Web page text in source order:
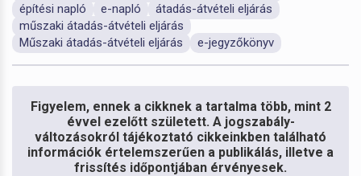
építési napló
e-napló
átadás-átvételi eljárás
műszaki átadás-átvételi eljárás
Műszaki átadás-átvételi eljárás
e-jegyzőkönyv
Figyelem, ennek a cikknek a tartalma több, mint 2
évvel ezelőtt született. A jogszabály-
változásokról tájékoztató cikkeinkben található
információk értelemszerűen a publikálás, illetve a
frissítés időpontjában érvényesek.